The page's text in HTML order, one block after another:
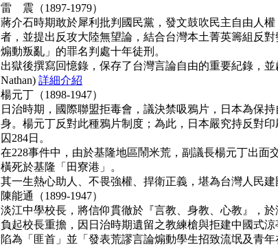
雷 震（1897-1979）
蔣介石時期敢於犀利批判國民黨，發文鼓吹民主自由人
者，並提出反攻大陸無望論，結合台灣本土菁英籌組反
煽動叛亂」的罪名判處十年徒刑。
出獄後撰寫回憶錄，保存了台灣言論自由的重要紀錄，
Nathan) 詳細介紹
楊元丁（1898-1947）
日治時期，國際聯盟拒毒會，議決禁吸鴉片，日本為保
身。楊元丁反對此種鴉片制度；為此，日本嚴究持反對
囚284日。
在228事件中，由於基隆地區鬧米荒，副議長楊元丁出面
橫死於基隆「田寮港」。
其一生熱心助人、不畏強權、捍衛正義，堪為台灣人民建
陳能通（1899-1947）
淡江中學校長，將信仰貫徹於『言教、身教、心教』，
負起校長重擔，因日治時期遺留之教練槍與拒建中國式
陷為「匪首」並「發表荒謬言論煽動學生招致流氓及青